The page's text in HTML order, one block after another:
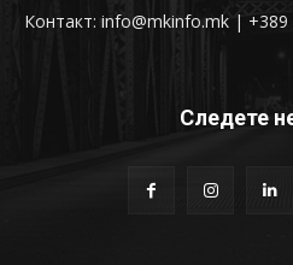
Контакт: info@mkinfo.mk | +389
Следете